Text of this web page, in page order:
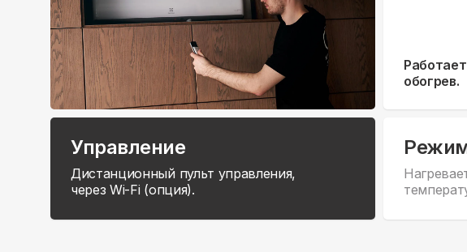
обогрев.
Управление
Дистанционный пульт управления,
через Wi-Fi (опция).